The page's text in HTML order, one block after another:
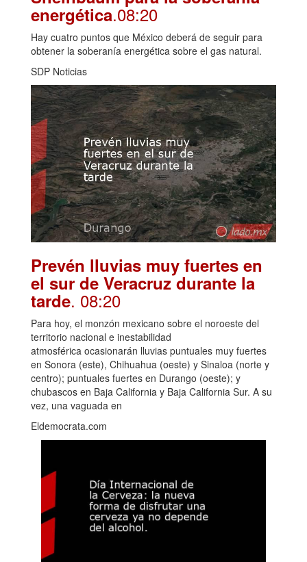
energética.08:20
Hay cuatro puntos que México deberá de seguir para
obtener la soberanía energética sobre el gas natural.
SDP Noticias
Prevén lluvias muy fuertes en
el sur de Veracruz durante la
tarde. 08:20
Para hoy, el monzón mexicano sobre el noroeste del
territorio nacional e inestabilidad
atmosférica ocasionarán lluvias puntuales muy fuertes
en Sonora (este), Chihuahua (oeste) y Sinaloa (norte y
centro); puntuales fuertes en Durango (oeste); y
chubascos en Baja California y Baja California Sur. A su
vez, una vaguada en
Eldemocrata.com